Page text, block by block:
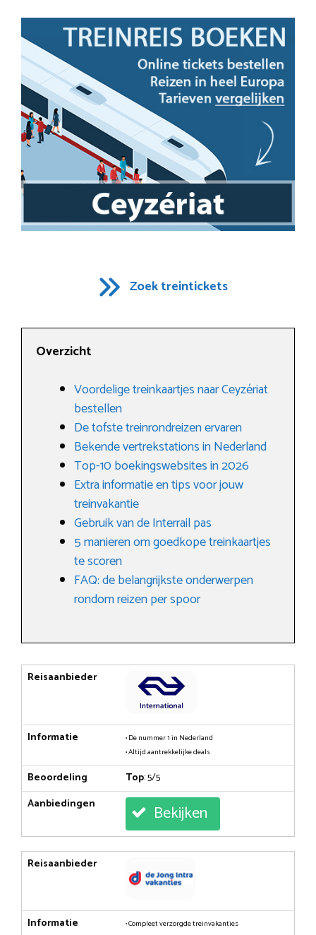
Zoek treintickets
Overzicht
Voordelige treinkaartjes naar Ceyzériat
bestellen
De tofste treinrondreizen ervaren
Bekende vertrekstations in Nederland
Top-10 boekingswebsites in 2026
Extra informatie en tips voor jouw
treinvakantie
Gebruik van de Interrail pas
5 manieren om goedkope treinkaartjes
te scoren
FAQ: de belangrijkste onderwerpen
rondom reizen per spoor
Reisaanbieder
Informatie
• De nummer 1 in Nederland
• Altijd aantrekkelijke deals
Beoordeling Top: 5/5
Aanbiedingen
Bekijken
Reisaanbieder
Informatie
• Compleet verzorgde treinvakanties